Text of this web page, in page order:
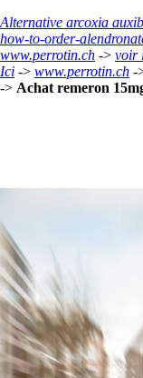
Alternative arcoxia
how-to-order-
www.perrotin.ch -> voir
Ici -> www.perrotin.ch -
-> Achat remeron